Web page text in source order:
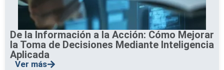
De la Información a la Acción: Cómo Mejorar
la Toma de Decisiones Mediante Inteligencia
Aplicada
Ver más